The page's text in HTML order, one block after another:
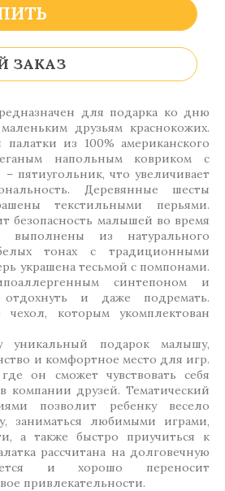
ЗАКАЗ
для подарка ко дню
друзьям краснокожих.
из 100% американского
напольным ковриком с
пятиугольник, что увеличивает
Деревянные шесты
текстильными перьями.
безопасность малышей во время
выполнены из натурального
тонах с традиционными
украшена тесьмой с помпонами.
синтепоном и
и даже подремать.
которым укомплектован
подарок малышу,
и комфортное место для игр.
он сможет чувствовать себя
друзей. Тематический
позволит ребенку весело
заниматься любимыми играми,
а также быстро приучиться к
рассчитана на долговечную
и хорошо переносит
привлекательности.